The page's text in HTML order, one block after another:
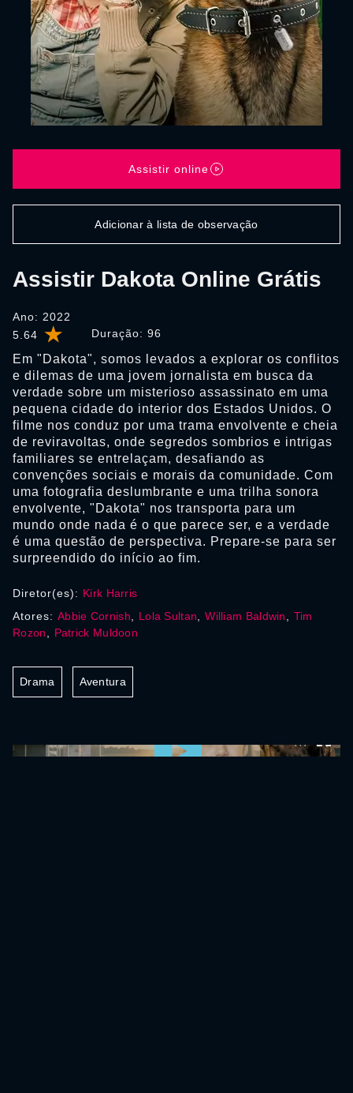
5.64 Duração: 96
Assistir Dakota Online Grátis
Ano: 2022
Em "Dakota", somos levados a explorar os conflitos
e dilemas de uma jovem jornalista em busca da
verdade sobre um misterioso assassinato em uma
pequena cidade do interior dos Estados Unidos. O
filme nos conduz por uma trama envolvente e cheia
de reviravoltas, onde segredos sombrios e intrigas
familiares se entrelaçam, desafiando as
convenções sociais e morais da comunidade. Com
uma fotografia deslumbrante e uma trilha sonora
envolvente, "Dakota" nos transporta para um
mundo onde nada é o que parece ser, e a verdade
é uma questão de perspectiva. Prepare-se para ser
surpreendido do início ao fim.
Assistir online
Adicionar à lista de observação
Diretor(es): Kirk Harris
Atores: Abbie Cornish Lola Sultan ,William Baldwin
Tim
Rozon
Patrick Muldoon
Drama Aventura